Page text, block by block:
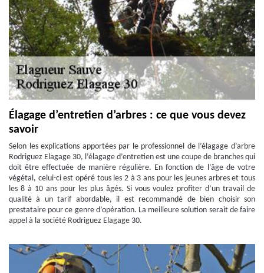
Élagage d’entretien d’arbres : ce que vous devez
savoir
Selon les explications apportées par le professionnel de l’élagage d’arbre
Rodriguez Elagage 30, l’élagage d’entretien est une coupe de branches qui
doit être effectuée de manière régulière. En fonction de l’âge de votre
végétal, celui-ci est opéré tous les 2 à 3 ans pour les jeunes arbres et tous
les 8 à 10 ans pour les plus âgés. Si vous voulez profiter d’un travail de
qualité à un tarif abordable, il est recommandé de bien choisir son
prestataire pour ce genre d’opération. La meilleure solution serait de faire
appel à la société Rodriguez Elagage 30.